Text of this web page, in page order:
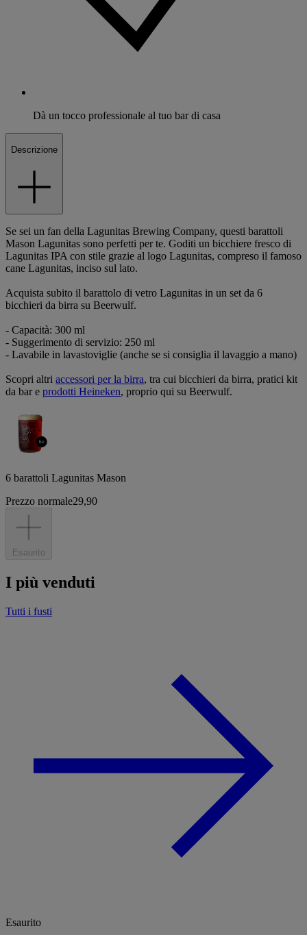
Dà un tocco professionale al tuo bar di casa
Descrizione
Se sei un fan della Lagunitas Brewing Company, questi barattoli
Mason Lagunitas sono perfetti per te. Goditi un bicchiere fresco di
Lagunitas IPA con stile grazie al logo Lagunitas, compreso il famoso
cane Lagunitas, inciso sul lato.
Acquista subito il barattolo di vetro Lagunitas in un set da 6
bicchieri da birra su Beerwulf.
- Capacità: 300 ml
- Suggerimento di servizio: 250 ml
- Lavabile in lavastoviglie (anche se si consiglia il lavaggio a mano)
Scopri altri accessori per la birra, tra cui bicchieri da birra, pratici kit
da bar e prodotti Heineken, proprio qui su Beerwulf.
6 barattoli Lagunitas Mason
Prezzo normale29,90
Esaurito
I più venduti
Tutti i fusti
Esaurito